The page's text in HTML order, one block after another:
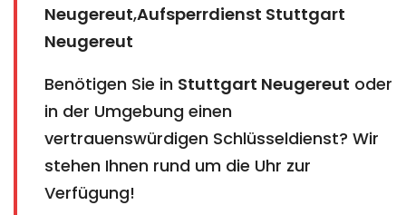
Neugereut,Aufsperrdienst Stuttgart
Neugereut
Benötigen Sie in Stuttgart Neugereut oder
in der Umgebung einen
vertrauenswürdigen Schlüsseldienst? Wir
stehen Ihnen rund um die Uhr zur
Verfügung!